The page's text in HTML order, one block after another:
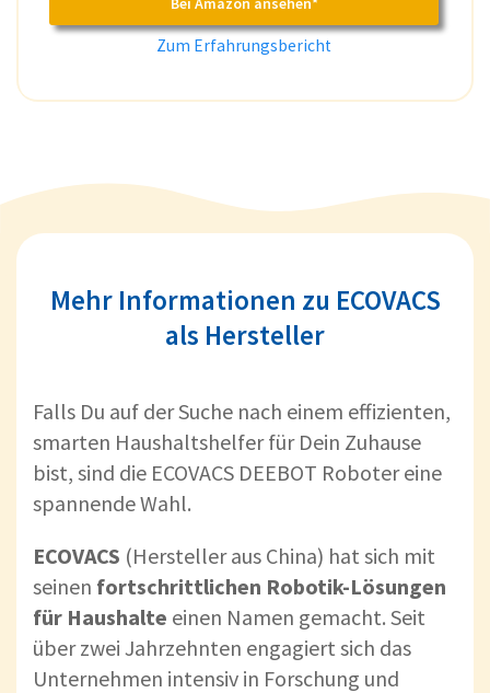
Zum Erfahrungsbericht
Mehr Informationen zu ECOVACS
als Hersteller
Falls Du auf der Suche nach einem effizienten,
smarten Haushaltshelfer für Dein Zuhause
bist, sind die ECOVACS DEEBOT Roboter eine
spannende Wahl.
ECOVACS (Hersteller aus China) hat sich mit
seinen fortschrittlichen Robotik-Lösungen
für Haushalte einen Namen gemacht. Seit
über zwei Jahrzehnten engagiert sich das
Unternehmen intensiv in Forschung und